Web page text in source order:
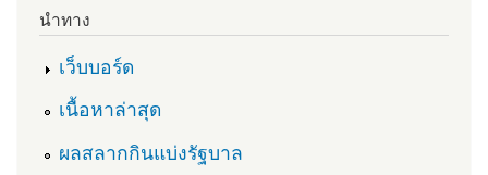
นำทาง
เว็บบอร์ด
เนื้อหาล่าสุด
ผลสลากกินแบ่งรัฐบาล